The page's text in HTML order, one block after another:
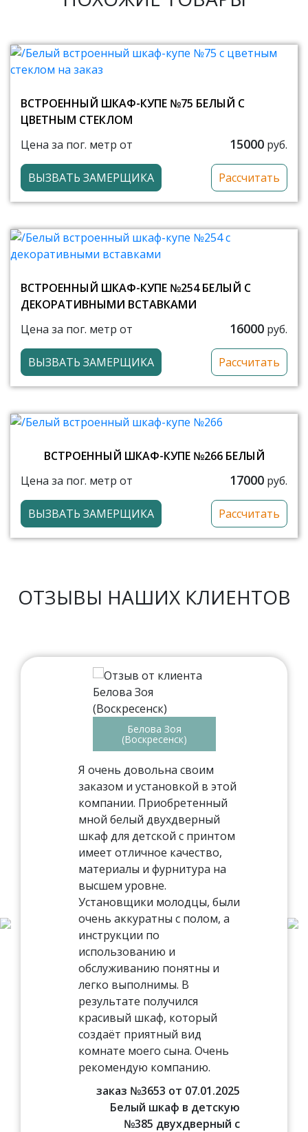
ВСТРОЕННЫЙ ШКАФ-КУПЕ №75 БЕЛЫЙ С
ЦВЕТНЫМ СТЕКЛОМ
Цена за пог. метр от
15000 руб.
ВЫЗВАТЬ ЗАМЕРЩИКА Рассчитать
ВСТРОЕННЫЙ ШКАФ-КУПЕ №254 БЕЛЫЙ С
ДЕКОРАТИВНЫМИ ВСТАВКАМИ
Цена за пог. метр от
16000 руб.
ВЫЗВАТЬ ЗАМЕРЩИКА Рассчитать
ВСТРОЕННЫЙ ШКАФ-КУПЕ №266 БЕЛЫЙ
Цена за пог. метр от
17000 руб.
ВЫЗВАТЬ ЗАМЕРЩИКА Рассчитать
ОТЗЫВЫ НАШИХ КЛИЕНТОВ
Белова Зоя
(Воскресенск)
Я очень довольна своим
заказом и установкой в этой
компании. Приобретенный
мной белый двухдверный
шкаф для детской с принтом
имеет отличное качество,
материалы и фурнитура на
высшем уровне.
Установщики молодцы, были
очень аккуратны с полом, а
инструкции по
использованию и
обслуживанию понятны и
легко выполнимы. В
результате получился
красивый шкаф, который
создаёт приятный вид
комнате моего сына. Очень
рекомендую компанию.
заказ №3653 от 07.01.2025
Белый шкаф в детскую
№385 двухдверный с